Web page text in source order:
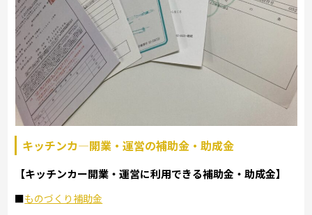
キッチンカ―開業・運営の補助金・助成金
【キッチンカー開業・運営に利用できる補助金・助成金】
■ものづくり補助金